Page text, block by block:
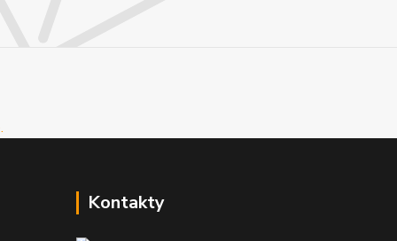
Kontakty